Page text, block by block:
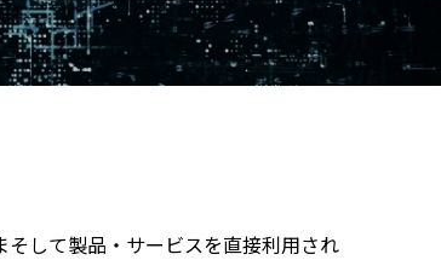
して製品・サービスを直接利用され